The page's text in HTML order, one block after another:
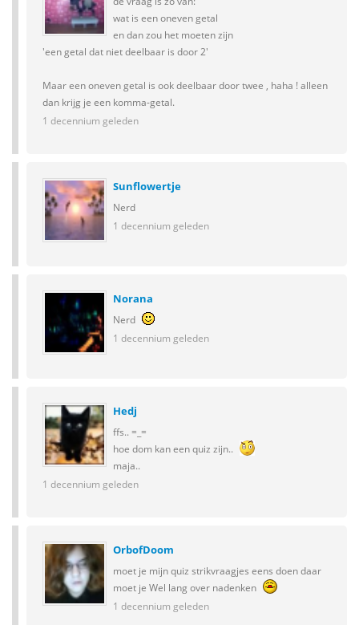
wat is een oneven getal
en dan zou het moeten zijn
'een getal dat niet deelbaar is door 2'
Maar een oneven getal is ook deelbaar door twee , haha ! alleen
dan krijg je een komma-getal.
1 decennium geleden
Sunflowertje
Nerd
1 decennium geleden
Norana
Nerd
1 decennium geleden
Hedj
ffs.. =_=
hoe dom kan een quiz zijn..
maja..
1 decennium geleden
OrbofDoom
moet je mijn quiz strikvraagjes eens doen daar
moet je Wel lang over nadenken
1 decennium geleden